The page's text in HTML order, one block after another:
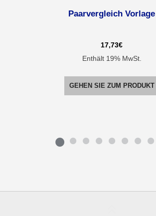
Paarvergleich Vorlage
17,73€
Enthält 19% MwSt.
GEHEN SIE ZUM PRODUKT